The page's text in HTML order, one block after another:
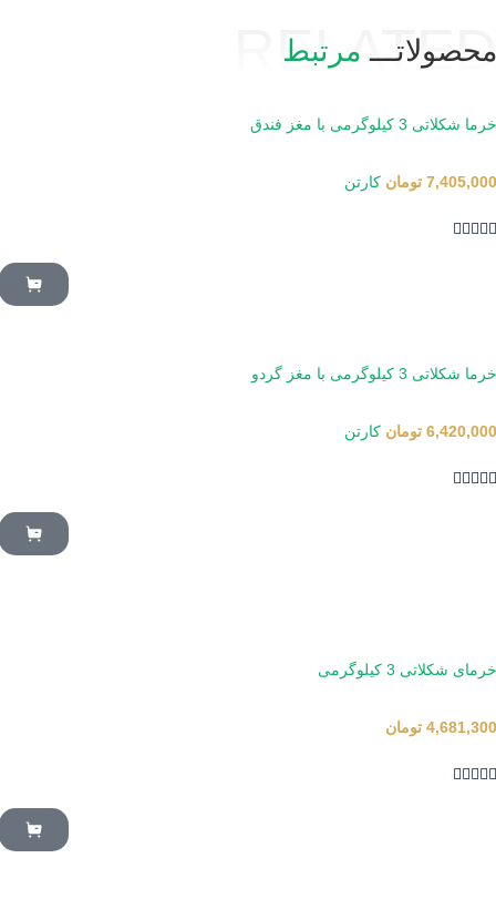
مرتبط
شکلاتی 3 کیلوگرمی با مغز فندق
تومان کارتن

شکلاتی 3 کیلوگرمی با مغز گردو
تومان کارتن

شکلاتی 3 کیلوگرمی
تومان
